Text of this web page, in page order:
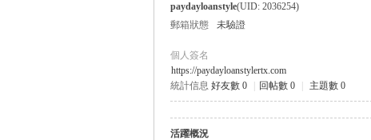
paydayloanstyle(UID: 2036254)
郵箱狀態
未驗證
個人簽名
https://paydayloanstylertx.com
統計信息 好友數 0 回帖數 0 主題數 0
活躍概況